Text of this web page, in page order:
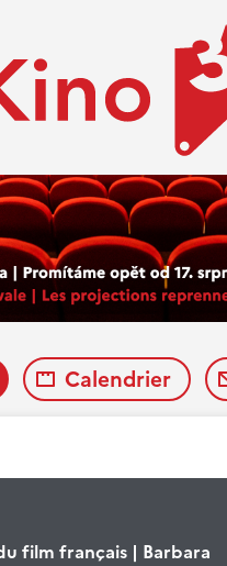
Calendrier
film français | Barbara